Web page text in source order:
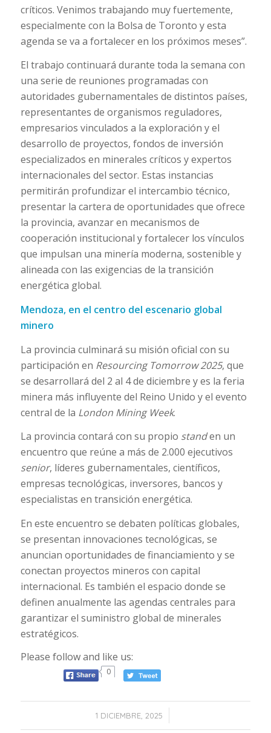
críticos. Venimos trabajando muy fuertemente,
especialmente con la Bolsa de Toronto y esta
agenda se va a fortalecer en los próximos meses”.
El trabajo continuará durante toda la semana con
una serie de reuniones programadas con
autoridades gubernamentales de distintos países,
representantes de organismos reguladores,
empresarios vinculados a la exploración y el
desarrollo de proyectos, fondos de inversión
especializados en minerales críticos y expertos
internacionales del sector. Estas instancias
permitirán profundizar el intercambio técnico,
presentar la cartera de oportunidades que ofrece
la provincia, avanzar en mecanismos de
cooperación institucional y fortalecer los vínculos
que impulsan una minería moderna, sostenible y
alineada con las exigencias de la transición
energética global.
Mendoza, en el centro del escenario global
minero
La provincia culminará su misión oficial con su
participación en Resourcing Tomorrow 2025, que
se desarrollará del 2 al 4 de diciembre y es la feria
minera más influyente del Reino Unido y el evento
central de la London Mining Week.
La provincia contará con su propio standen un
encuentro que reúne a más de 2.000 ejecutivos
senior, líderes gubernamentales, científicos,
empresas tecnológicas, inversores, bancos y
especialistas en transición energética.
En este encuentro se debaten políticas globales,
se presentan innovaciones tecnológicas, se
anuncian oportunidades de financiamiento y se
conectan proyectos mineros con capital
internacional. Es también el espacio donde se
definen anualmente las agendas centrales para
garantizar el suministro global de minerales
estratégicos.
Please follow and like us:
0
1 DICIEMBRE, 2025
/